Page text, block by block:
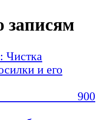
записям
Чистка
и его